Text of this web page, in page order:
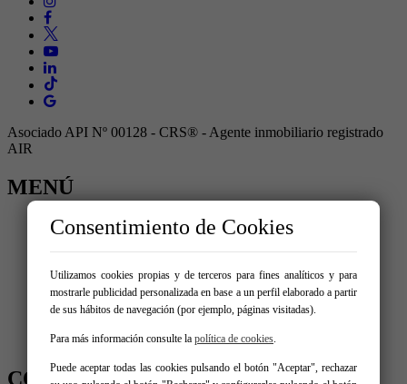
Asociado API Nº 00128 - CRS® - Agente inmobiliario registrado
AIR
MENÚ
Inicio
Traspaso
Vende tu inmueble
Blog
Contacto
CONTÁCTANOS
Consentimiento de Cookies
Utilizamos cookies propias y de terceros para fines analíticos y para
mostrarle publicidad personalizada en base a un perfil elaborado a partir
de sus hábitos de navegación (por ejemplo, páginas visitadas).
Para más información consulte la política de cookies.
Puede aceptar todas las cookies pulsando el botón "Aceptar", rechazar